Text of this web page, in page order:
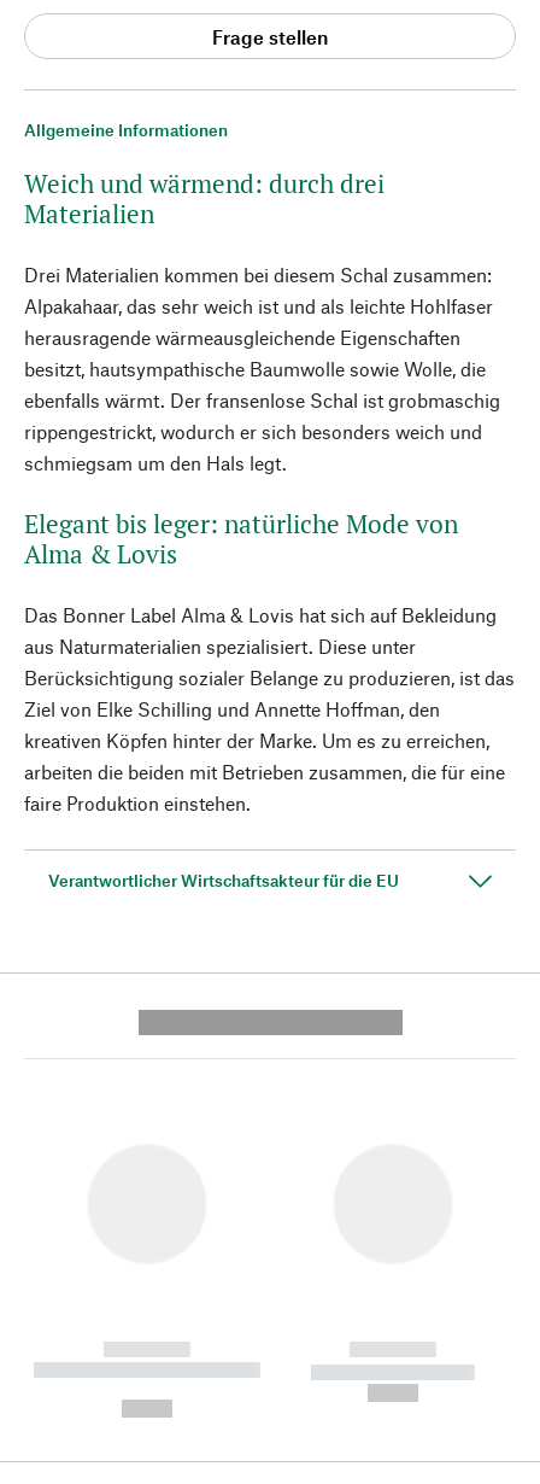
Allgemeine Informationen
Weich und wärmend: durch drei
Materialien
Drei Materialien kommen bei diesem Schal zusammen:
Alpakahaar, das sehr weich ist und als leichte Hohlfaser
herausragende wärmeausgleichende Eigenschaften
besitzt, hautsympathische Baumwolle sowie Wolle, die
ebenfalls wärmt. Der fransenlose Schal ist grobmaschig
rippengestrickt, wodurch er sich besonders weich und
schmiegsam um den Hals legt.
Elegant bis leger: natürliche Mode von
Alma & Lovis
Das Bonner Label Alma & Lovis hat sich auf Bekleidung
aus Naturmaterialien spezialisiert. Diese unter
Berücksichtigung sozialer Belange zu produzieren, ist das
Ziel von Elke Schilling und Annette Hoffman, den
kreativen Köpfen hinter der Marke. Um es zu erreichen,
arbeiten die beiden mit Betrieben zusammen, die für eine
faire Produktion einstehen.
Verantwortlicher Wirtschaftsakteur für die EU
Frage stellen
------------
----------- ----------- --------
------------
----------- -----------